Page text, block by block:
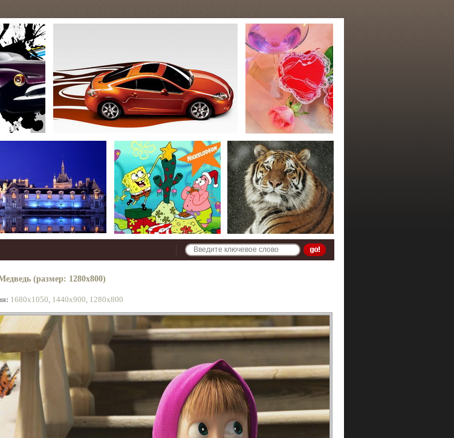
(размер: 1280x800)
1680x1050, 1440x900, 1280x800